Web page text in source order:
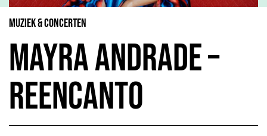
Muziek & Concerten
Mayra Andrade –
reEncanto